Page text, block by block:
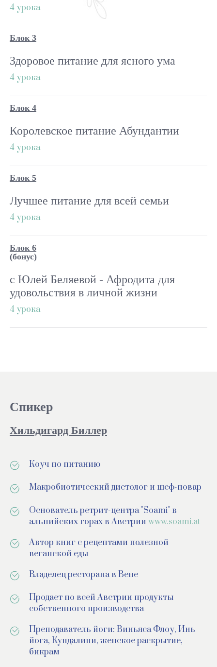
4 урока
Блок 3
Здоровое питание для ясного ума
4 урока
Блок 4
Королевское питание Абундантии
4 урока
Блок 5
Лучшее питание для всей семьи
4 урока
Блок 6
(бонус)
с Юлей Беляевой - Афродита для
удовольствия в личной жизни
4 урока
Спикер
Хильдигард Биллер
Коуч по питанию
Макробиотический диетолог и шеф-повар
Основатель ретрит-центра "Soami" в
альпийских горах в Австрии www.soami.at
Автор книг с рецептами полезной
веганской еды
Владелец ресторана в Вене
Продает по всей Австрии продукты
собственного производства
Преподаватель йоги: Виньяса Флоу, Инь
йога, Кундалини, женское раскрытие,
бикрам